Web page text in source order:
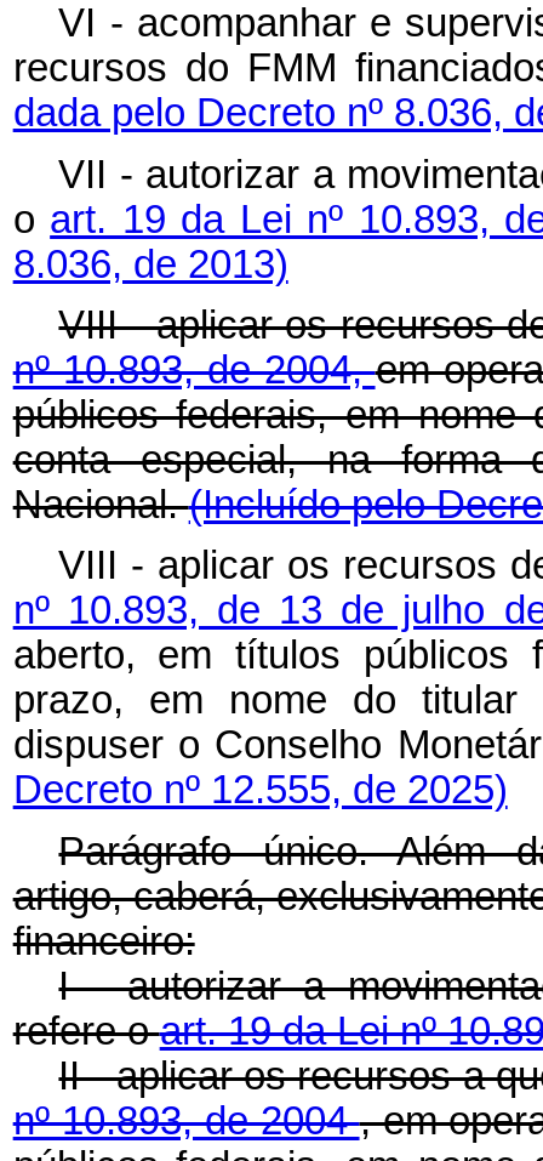
VI - acompanhar e
recursos do FMM
dada pelo Decreto nº 8.036,
VII - autorizar a
o art. 19 da Lei nº 10.893,
8.036, de 2013)
VIII - aplicar os recursos
nº 10.893, de 2004,em
públicos federais, em
conta especial, na forma
Nacional.(Incluído pelo
VIII - aplicar os recursos
nº 10.893, de 13 de julho
aberto, em títulos públicos
prazo, em nome do
dispuser o Conselho
Decreto nº 12.555, de 2025)
Parágrafo único. Além
artigo, caberá,
financeiro:
I - autorizar a
refere oart. 19 da Lei nº
II - aplicar os recursos a
nº 10.893, de 2004, em